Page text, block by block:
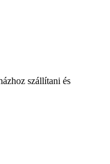
szállítani és